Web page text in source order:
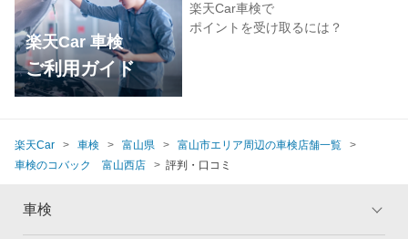
楽天Car 車検
ご利用ガイド
楽天Car車検で
ポイントを受け取るには？
楽天Car 車検 富山県
富山市エリア周辺の車検店舗一覧
車検のコバック 富山西店
評判・口コミ
車検